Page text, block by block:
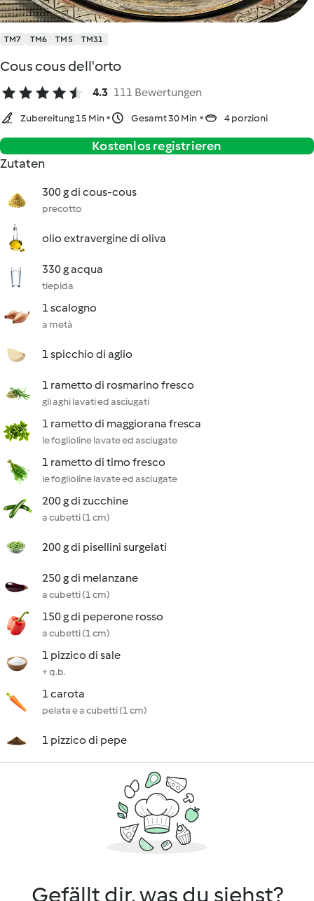
TM7 TM6 TM5 TM31
Cous cous dell'orto
4.3 111 Bewertungen
Zubereitung 15 Min Gesamt 30 Min 4 porzioni
Kostenlos registrieren
Zutaten
300 g di cous-cous
precotto
olio extravergine di oliva
330 g acqua
tiepida
1 scalogno
a metà
1 spicchio di aglio
1 rametto di rosmarino fresco
gli aghi lavati ed asciugati
1 rametto di maggiorana fresca
le foglioline lavate ed asciugate
1 rametto di timo fresco
le foglioline lavate ed asciugate
200 g di zucchine
a cubetti (1 cm)
200 g di pisellini surgelati
250 g di melanzane
a cubetti (1 cm)
150 g di peperone rosso
a cubetti (1 cm)
1 pizzico di sale
+ q.b.
1 carota
pelata e a cubetti (1 cm)
1 pizzico di pepe
Gefällt dir, was du siehst?